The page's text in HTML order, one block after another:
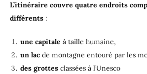
L’itinéraire couvre quatre endroits
différents :
une capitale à taille humaine,
un lac de montagne entouré par les
des grottes classées à l’Unesco